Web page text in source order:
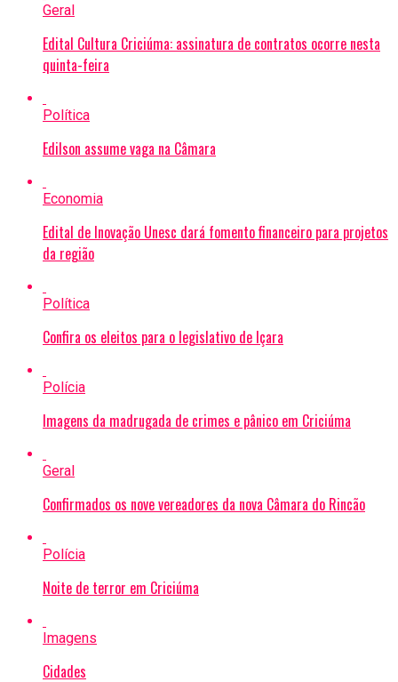
Geral
Edital Cultura Criciúma: assinatura de contratos ocorre nesta
quinta-feira
Política
Edilson assume vaga na Câmara
Economia
Edital de Inovação Unesc dará fomento financeiro para projetos
da região
Política
Confira os eleitos para o legislativo de Içara
Polícia
Imagens da madrugada de crimes e pânico em Criciúma
Geral
Confirmados os nove vereadores da nova Câmara do Rincão
Polícia
Noite de terror em Criciúma
Imagens
Cidades